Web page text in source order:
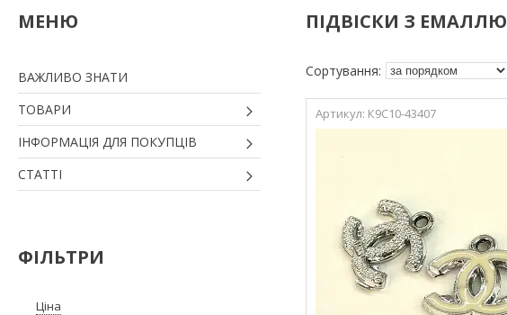
ВАЖЛИВО ЗНАТИ
ТОВАРИ
ІНФОРМАЦІЯ ДЛЯ ПОКУПЦІВ
СТАТТІ
ФІЛЬТРИ
Ціна
ПІДВІСКИ З ЕМАЛЛЮ
К9С10-43407